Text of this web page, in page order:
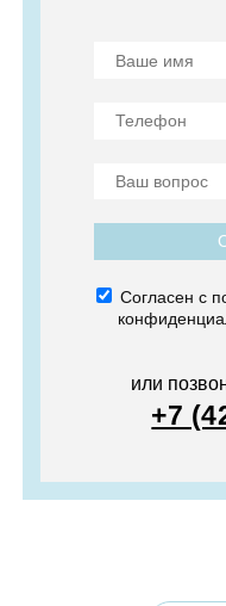
Согласен с
или
+7